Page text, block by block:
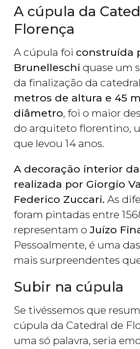
A cúpula da
Florença
A cúpula foi construída
Brunelleschi quase um
da finalização da
metros de altura e 45
diâmetro, foi o maior
do arquiteto florentino,
que levou 14 anos.
A decoração interior
realizada por Giorgio
Federico Zuccari. As
foram pintadas entre
representam o Juízo
Pessoalmente, é uma
mais surpreendentes
Subir na cúpula
Se tivéssemos que
cúpula da Catedral de
uma só palavra, seria